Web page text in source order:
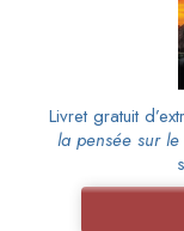
Livret gratuit
la pensée sur le